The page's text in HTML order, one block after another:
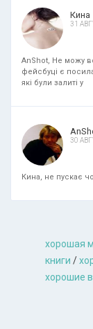
Кина
31
AnShot, Не можу
фейсбуці є
які були залиті у
30
Кина, не пускає
хорошая
книги /
хорошие